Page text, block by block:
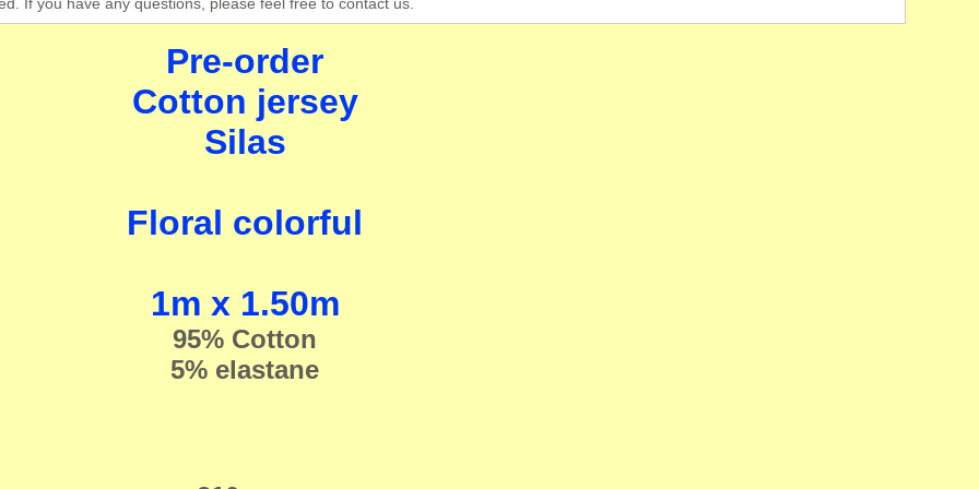
Pre-order
Cotton jersey
Silas
Floral colorful
1m x 1.50m
95% Cotton
5% elastane